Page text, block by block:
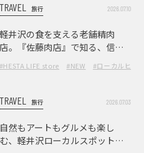
TRAVEL 旅行 2026.07.10
軽井沢の食を支える老舗精肉
店。『佐藤肉店』で知る、信州
#HESTA LIFE store #NEW #ローカルヒー
TRAVEL 旅行 2026.07.03
自然もアートもグルメも楽し
む、軽井沢ローカルスポット巡